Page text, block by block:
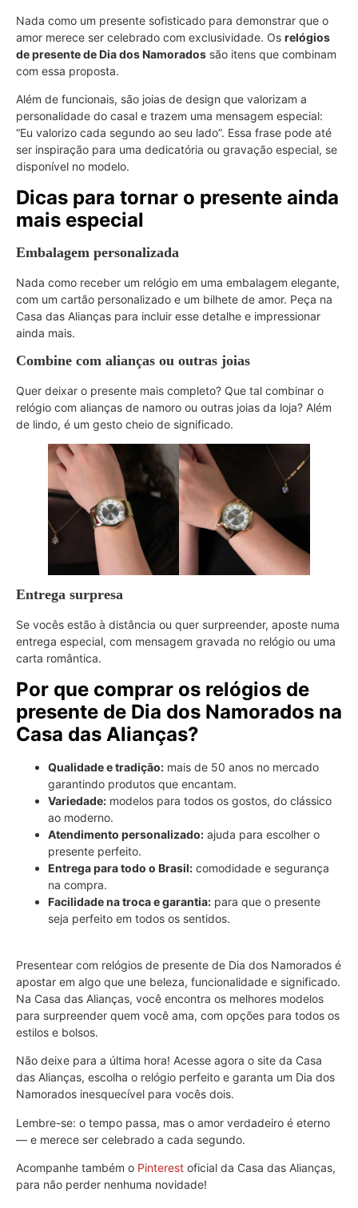
Nada como um presente sofisticado para demonstrar que o
amor merece ser celebrado com exclusividade. Os relógios
de presente de Dia dos Namorados são itens que combinam
com essa proposta.
Além de funcionais, são joias de design que valorizam a
personalidade do casal e trazem uma mensagem especial:
“Eu valorizo cada segundo ao seu lado”. Essa frase pode até
ser inspiração para uma dedicatória ou gravação especial, se
disponível no modelo.
Dicas para tornar o presente ainda
mais especial
Embalagem personalizada
Nada como receber um relógio em uma embalagem elegante,
com um cartão personalizado e um bilhete de amor. Peça na
Casa das Alianças para incluir esse detalhe e impressionar
ainda mais.
Combine com alianças ou outras joias
Quer deixar o presente mais completo? Que tal combinar o
relógio com alianças de namoro ou outras joias da loja? Além
de lindo, é um gesto cheio de significado.
Entrega surpresa
Se vocês estão à distância ou quer surpreender, aposte numa
entrega especial, com mensagem gravada no relógio ou uma
carta romântica.
Por que comprar os relógios de
presente de Dia dos Namorados na
Casa das Alianças?
Qualidade e tradição: mais de 50 anos no mercado
garantindo produtos que encantam.
Variedade: modelos para todos os gostos, do clássico
ao moderno.
Atendimento personalizado: ajuda para escolher o
presente perfeito.
Entrega para todo o Brasil: comodidade e segurança
na compra.
Facilidade na troca e garantia: para que o presente
seja perfeito em todos os sentidos.
Presentear com relógios de presente de Dia dos Namorados é
apostar em algo que une beleza, funcionalidade e significado.
Na Casa das Alianças, você encontra os melhores modelos
para surpreender quem você ama, com opções para todos os
estilos e bolsos.
Não deixe para a última hora! Acesse agora o site da Casa
das Alianças, escolha o relógio perfeito e garanta um Dia dos
Namorados inesquecível para vocês dois.
Lembre-se: o tempo passa, mas o amor verdadeiro é eterno
— e merece ser celebrado a cada segundo.
Acompanhe também o Pinterest oficial da Casa das Alianças,
para não perder nenhuma novidade!